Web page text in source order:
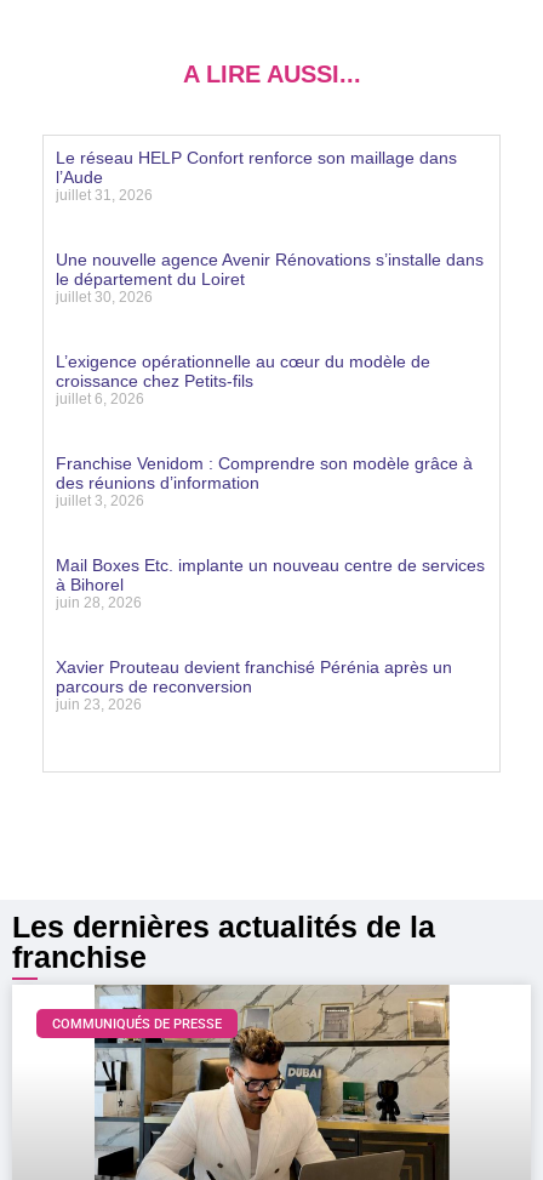
A LIRE AUSSI...
Le réseau HELP Confort renforce son maillage dans
l’Aude
juillet 31, 2026
Une nouvelle agence Avenir Rénovations s’installe dans
le département du Loiret
juillet 30, 2026
L’exigence opérationnelle au cœur du modèle de
croissance chez Petits-fils
juillet 6, 2026
Franchise Venidom : Comprendre son modèle grâce à
des réunions d’information
juillet 3, 2026
Mail Boxes Etc. implante un nouveau centre de services
à Bihorel
juin 28, 2026
Xavier Prouteau devient franchisé Pérénia après un
parcours de reconversion
juin 23, 2026
Les dernières actualités de la
franchise
COMMUNIQUÉS DE PRESSE